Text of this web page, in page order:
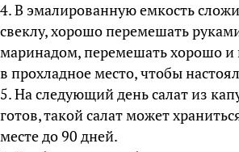
4. В эмалированную емкость
свеклу, хорошо перемешать
маринадом, перемешать хорошо и
в прохладное место, чтобы
5. На следующий день салат из
готов, такой салат может
месте до 90 дней.